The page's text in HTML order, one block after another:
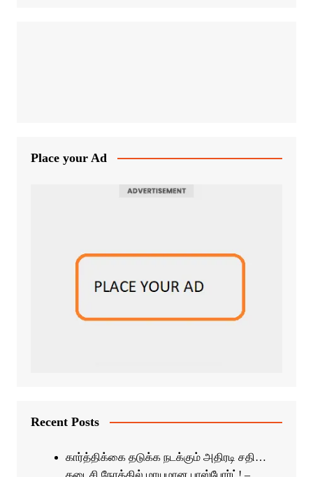
Place your Ad
Recent Posts
கார்த்திக்கை தடுக்க நடக்கும் அதிரடி சதி…
கடைசி நேரத்தில் மாயமான பாஸ்போர்ட்! –